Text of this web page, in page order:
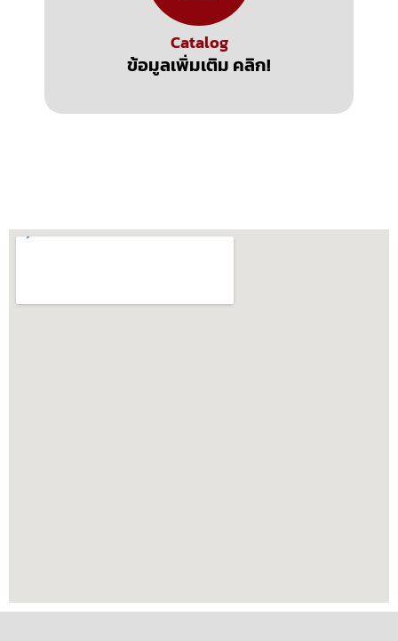
Catalog
ข้อมูลเพิ่มเติม คลิก!